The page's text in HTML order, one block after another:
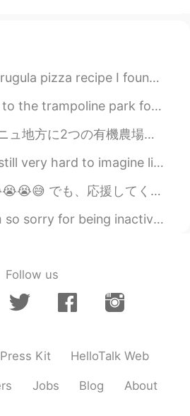
男性の手作りケーキなん
dad😄
2020.05.10 04:12
online, and created the Turkey🦃 Arugula Pesto Pizza! 🍕 ...
for the first time yesterday. After 2 hours I was exhauste...
自分のための小屋を持っていて、必要な食べ物を頼むことができたでも、ホストファミリー一緒に共同食事はありませんでし...
life without you, my idol . I still can't believe it'...
格と文法と読むは合格ですけど、合計は低いすぎたから、１４もっと点数は合格すること必要した。 ７月はまた試します!...
again! I recently broke up with my boyfriend so I’v...
Follow us
Press Kit HelloTalk Web
Jobs Blog About